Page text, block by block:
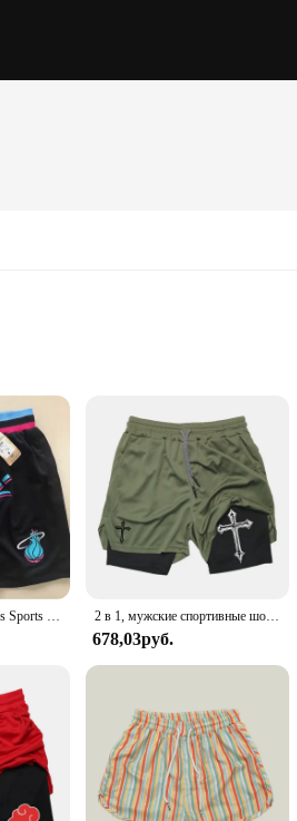
a premium polyester blend, these shorts
push your limits without any distractions.
The lightweight construction ensures
of sizes, making them suitable for a broad
make them a standout piece in any
and attention to detail make them a
these shorts are an excellent choice
3D Printed Magic Men's Sports Shorts Women's Training Pants Celtics Printed Loose Casual Pants Breathable Shorts Comfortable Fit 2 в 1, мужские спортивные шорты с принтом Креста
678,03руб.